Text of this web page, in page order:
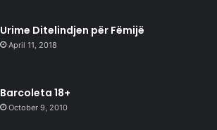
Urime Ditelindjen për Fëmijë
April 11, 2018
Barcoleta 18+
October 9, 2010